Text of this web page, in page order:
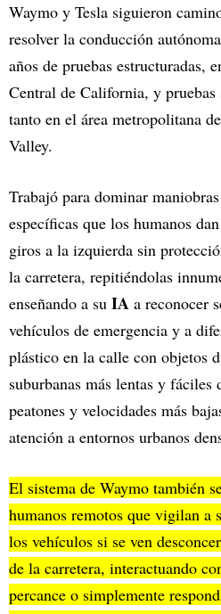
Waymo y Tesla siguieron
resolver la conducción
años de pruebas estructuradas,
Central de California, y pruebas
tanto en el área metropolitana
Valley.
Trabajó para dominar
específicas que los humanos
giros a la izquierda sin
la carretera, repitiéndolas
enseñando a su IA a reconocer
vehículos de emergencia y a
plástico en la calle con objetos
suburbanas más lentas y fáciles
peatones y velocidades más
atención a entornos urbanos
El sistema de Waymo también
humanos remotos que vigilan a
los vehículos si se ven
de la carretera, interactuando
percance o simplemente